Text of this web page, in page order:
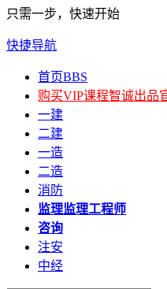
只需一步，快速开始
快捷导航
首页BBS
购买VIP课程智诚出品
一建
二建
一造
二造
消防
监理监理工程师
咨询
注安
中经